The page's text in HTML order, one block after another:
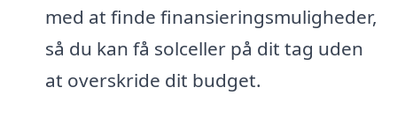
med at finde finansieringsmuligheder,
så du kan få solceller på dit tag uden
at overskride dit budget.